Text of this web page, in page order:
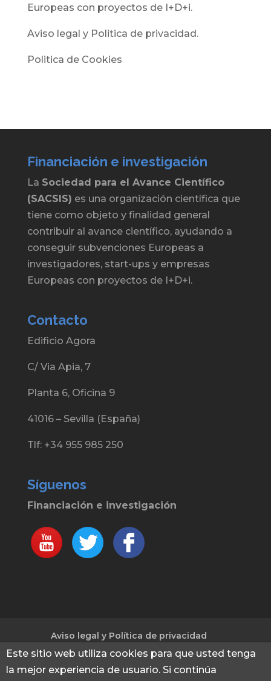
Europeas con proyectos de I+D+i.
Aviso legal y Politica de privacidad.
Politica de Cookies
Financiación e investigación
La Sociedad para el Avance Científico
(SACSIS) es una organización científica que
tiene como objeto y finalidad general
contribuir al avance científico, ayudando a
conseguir subvenciones Europeas a
investigadores, start-ups y empresas
Europeas con proyectos de I+D+i.
Contacto
Edificio Agora
C/ Via Apia, 7
Planta 6, Oficina 9
41016 – Sevilla (España)
Tlf: +34 955 985 250
Síguenos
Financiación e investigación
Aviso legal y Política de privacidad
Política de cookies
Este sitio web utiliza cookies para que usted tenga
la mejor experiencia de usuario. Si continúa